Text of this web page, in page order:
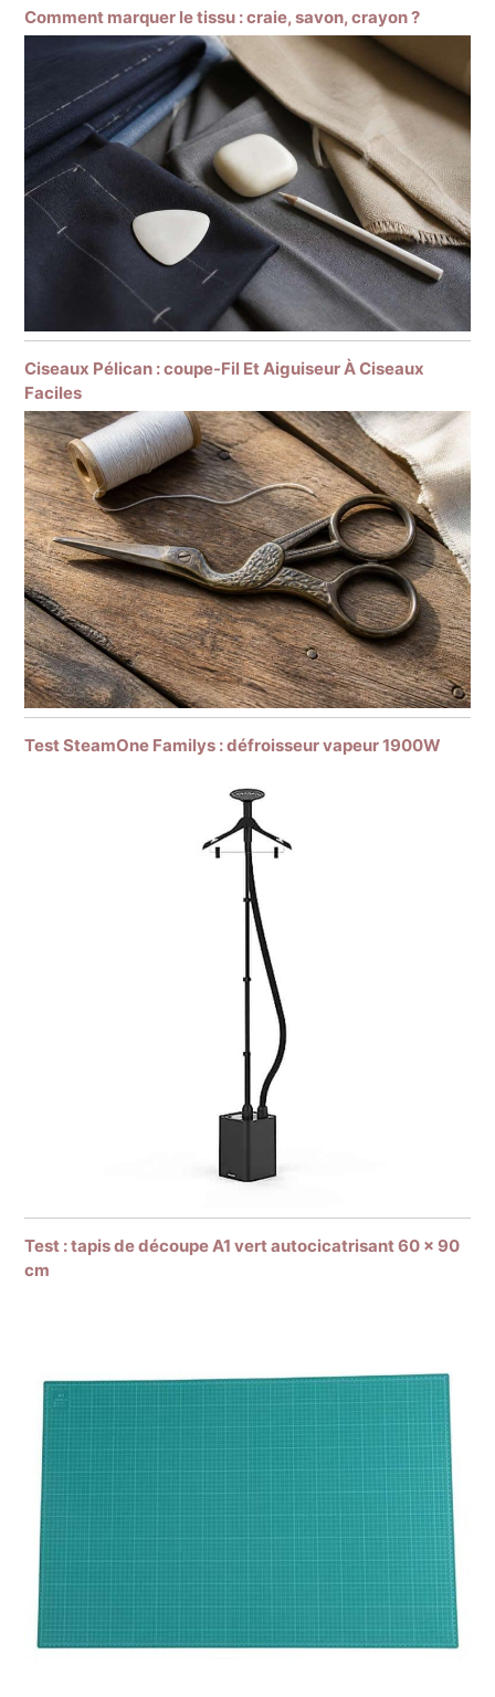
Comment marquer le tissu : craie, savon, crayon ?
Ciseaux Pélican : coupe-Fil Et Aiguiseur À Ciseaux
Faciles
Test SteamOne Familys : défroisseur vapeur 1900W
Test : tapis de découpe A1 vert autocicatrisant 60 x 90
cm